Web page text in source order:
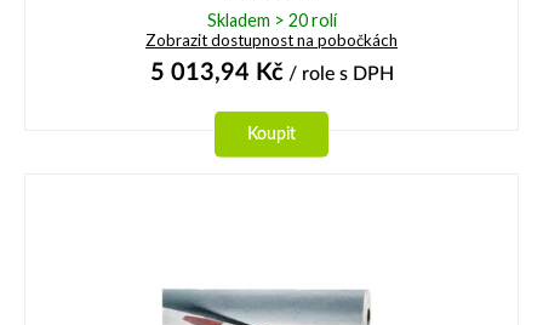
Skladem > 20 rolí
Zobrazit dostupnost na pobočkách
5 013,94 Kč/ role s DPH
Koupit